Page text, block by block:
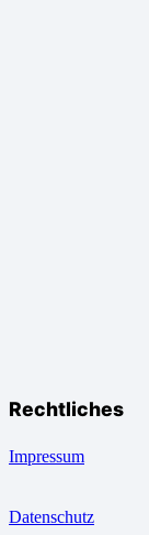
Rechtliches
Impressum
Datenschutz